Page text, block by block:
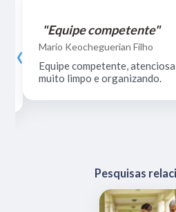
"Equipe competente"
Mario Keocheguerian Filho
Equipe competente,
muito limpo e organizando.
‹
Pesquisas